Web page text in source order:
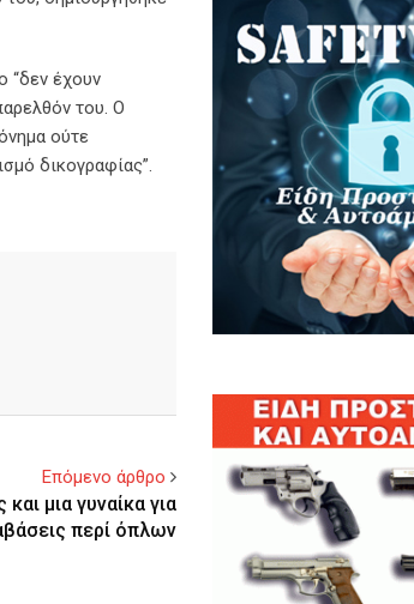
“δεν έχουν
του. Ο
ούτε
δικογραφίας”.
Επόμενο άρθρο
μια γυναίκα για
περί όπλων